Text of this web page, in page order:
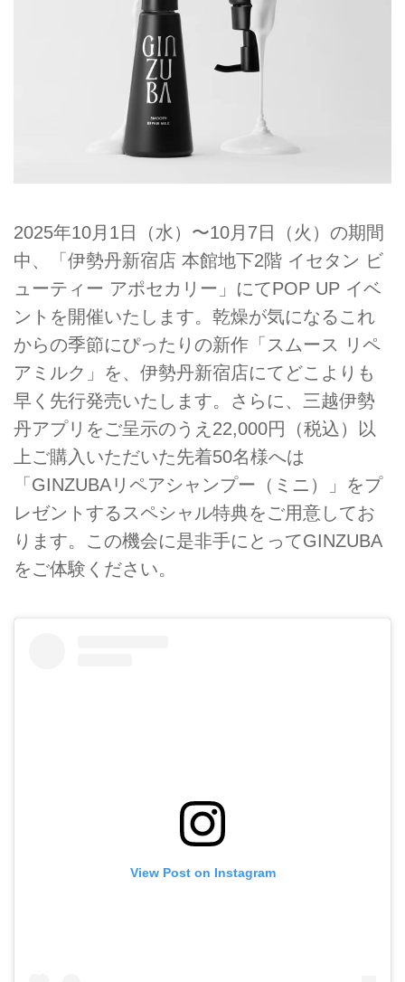
2025年10月1日（水）〜10月7日（火）の期間
中、「伊勢丹新宿店 本館地下2階 イセタン ビ
ューティー アポセカリー」にてPOP UP イベ
ントを開催いたします。乾燥が気になるこれ
からの季節にぴったりの新作「スムース リペ
アミルク」を、伊勢丹新宿店にてどこよりも
早く先行発売いたします。さらに、三越伊勢
丹アプリをご呈示のうえ22,000円（税込）以
上ご購入いただいた先着50名様へは
「GINZUBAリペアシャンプー（ミニ）」をプ
レゼントするスペシャル特典をご用意してお
ります。この機会に是非手にとってGINZUBA
をご体験ください。
View Post on Instagram